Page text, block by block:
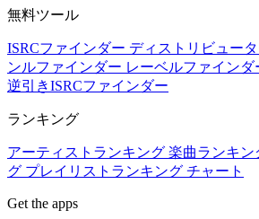
無料ツール
ISRCファインダー ディストリビュー
ンルファインダー レーベルファインダ
逆引きISRCファインダー
ランキング
アーティストランキング 楽曲ランキン
グ プレイリストランキング チャート
Get the apps